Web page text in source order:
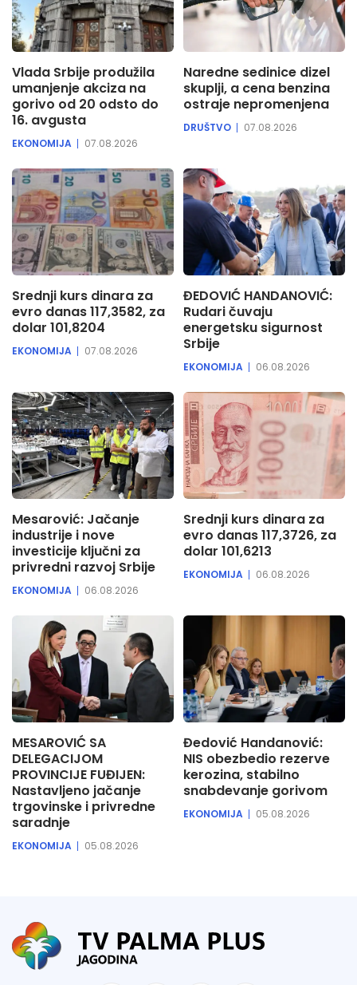
Vlada Srbije produžila
umanjenje akciza na
gorivo od 20 odsto do
16. avgusta
EKONOMIJA 07.08.2026
Naredne sedinice dizel
skuplji, a cena benzina
ostraje nepromenjena
DRUŠTVO 07.08.2026
Srednji kurs dinara za
evro danas 117,3582, za
dolar 101,8204
EKONOMIJA 07.08.2026
ĐEDOVIĆ HANDANOVIĆ:
Rudari čuvaju
energetsku sigurnost
Srbije
EKONOMIJA 06.08.2026
Mesarović: Jačanje
industrije i nove
investicije ključni za
privredni razvoj Srbije
EKONOMIJA 06.08.2026
Srednji kurs dinara za
evro danas 117,3726, za
dolar 101,6213
EKONOMIJA 06.08.2026
MESAROVIĆ SA
DELEGACIJOM
PROVINCIJE FUĐIJEN:
Nastavljeno jačanje
trgovinske i privredne
saradnje
EKONOMIJA 05.08.2026
Đedović Handanović:
NIS obezbedio rezerve
kerozina, stabilno
snabdevanje gorivom
EKONOMIJA 05.08.2026